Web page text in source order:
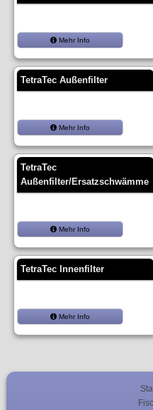
Mehr Info
TetraTec Außenfilter
Mehr Info
TetraTec
Außenfilter/Ersatzschwämme
Mehr Info
TetraTec Innenfilter
Mehr Info